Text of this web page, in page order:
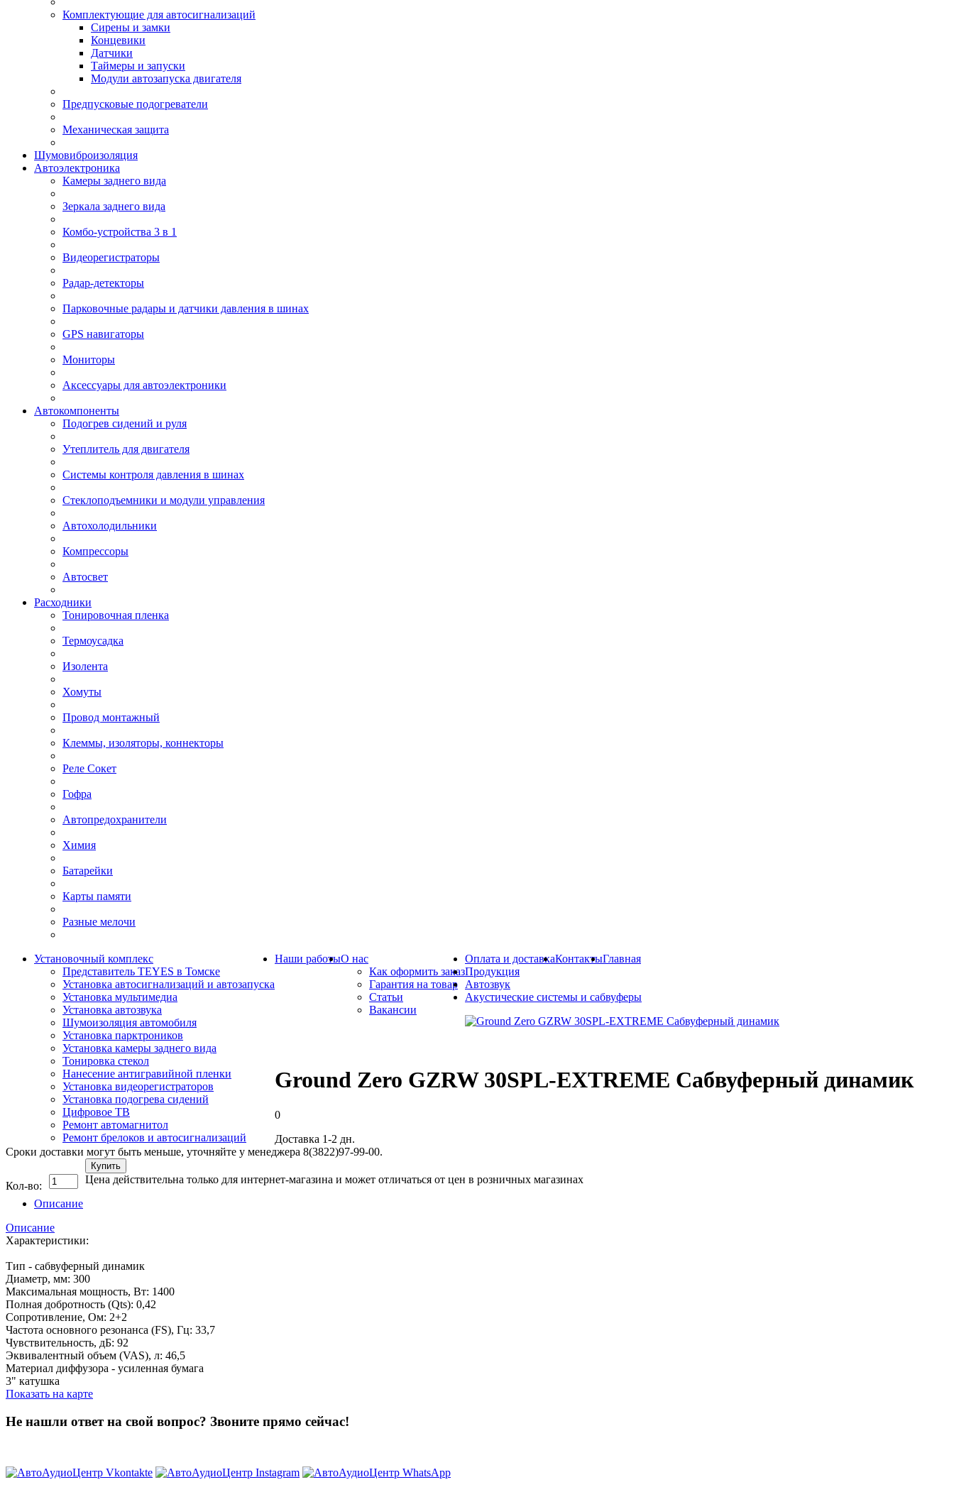
Комплектующие для автосигнализаций
Сирены и замки
Концевики
Датчики
Таймеры и запуски
Модули автозапуска двигателя
Предпусковые подогреватели
Механическая защита
Шумовиброизоляция
Автоэлектроника
Камеры заднего вида
Зеркала заднего вида
Комбо-устройства 3 в 1
Видеорегистраторы
Радар-детекторы
Парковочные радары и датчики давления в шинах
GPS навигаторы
Мониторы
Аксессуары для автоэлектроники
Автокомпоненты
Подогрев сидений и руля
Утеплитель для двигателя
Системы контроля давления в шинах
Стеклоподъемники и модули управления
Автохолодильники
Компрессоры
Автосвет
Расходники
Тонировочная пленка
Термоусадка
Изолента
Хомуты
Провод монтажный
Клеммы, изоляторы, коннекторы
Реле Сокет
Гофра
Автопредохранители
Химия
Батарейки
Карты памяти
Разные мелочи
Установочный комплекс
Представитель TEYES в Томске
Установка автосигнализаций и автозапуска
Установка мультимедиа
Установка автозвука
Шумоизоляция автомобиля
Установка парктроников
Установка камеры заднего вида
Тонировка стекол
Нанесение антигравийной пленки
Установка видеорегистраторов
Установка подогрева сидений
Цифровое ТВ
Ремонт автомагнитол
Ремонт брелоков и автосигнализаций
Наши работыО нас
Как оформить заказ
Гарантия на товар
Статьи
Вакансии
Оплата и доставкаКонтактыГлавная
Продукция
Автозвук
Акустические системы и сабвуферы
Ground Zero GZRW 30SPL-EXTREME Сабвуферный динамик
0
Доставка 1-2 дн.
Сроки доставки могут быть меньше, уточняйте у менеджера 8(3822)97-99-00.
Кол-во:
Купить
Цена действительна только для интернет-магазина и может отличаться от цен в розничных магазинах
Описание
Описание
Характеристики:
Тип - сабвуферный динамик
Диаметр, мм: 300
Максимальная мощность, Вт: 1400
Полная добротность (Qts): 0,42
Сопротивление, Ом: 2+2
Частота основного резонанса (FS), Гц: 33,7
Чувствительность, дБ: 92
Эквивалентный объем (VAS), л: 46,5
Материал диффузора - усиленная бумага
3" катушка
Показать на карте
Не нашли ответ на свой вопрос? Звоните прямо сейчас!